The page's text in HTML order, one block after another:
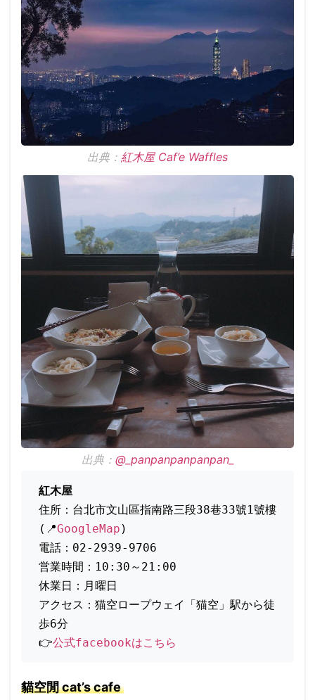
出典： 紅木屋 Caf’e Waffles
出典： @_panpanpanpanpan_
紅木屋
住所：台北市文山區指南路三段38巷33號1號樓
(📍GoogleMap )
電話：02-2939-9706
営業時間：10:30～21:00
休業日：月曜日
アクセス：猫空ロープウェイ「猫空」駅から徒
歩6分
👉公式facebookはこちら
貓空閒 cat’s cafe